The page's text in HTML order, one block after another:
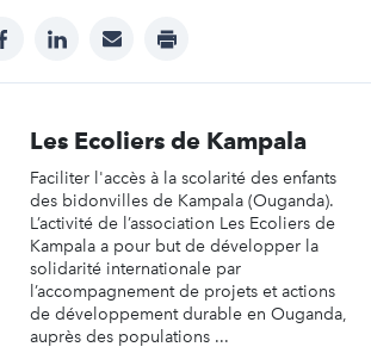
facebooklinkedinmail print
Les Ecoliers de Kampala
Faciliter l'accès à la scolarité des enfants
des bidonvilles de Kampala (Ouganda).
L’activité de l’association Les Ecoliers de
Kampala a pour but de développer la
solidarité internationale par
l’accompagnement de projets et actions
de développement durable en Ouganda,
auprès des populations ...